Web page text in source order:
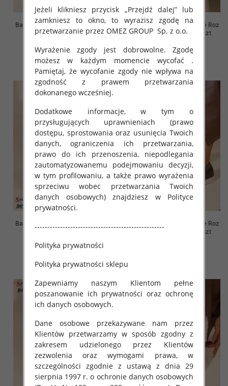
Balerinki/ Espadryle damskie Roz
36-41, 1 kolor Paczka 8 szt
39.00 zł
szczegóły
Balerinki/ Espadryle damskie Roz
36-41, 1 kolor Paczka 8 szt
39.00 zł
szczegóły
Balerinki/ Espadryle damskie Roz
61.00 zł
Balerinki/ Espadryle damskie Roz
36-41, 1 kolor Paczka 8 szt
Jeżeli klikniesz przycisk „Przejdź dalej” lub
zamkniesz to okno, to wyrazisz zgodę na
przetwarzanie przez OMEZ GROUP Sp. z o.o.
Wyrażenie zgody jest dobrowolne. Zgodę
możesz w każdym momencie wycofać .
Pamiętaj, że wycofanie zgody nie wpływa na
zgodność z prawem przetwarzania
dokonanego wcześniej.
Dodatkowe informacje, w tym o
przysługujących uprawnieniach (prawo
dostępu, sprostowania oraz usunięcia Twoich
danych, ograniczenia ich przetwarzania,
prawo do ich przenoszenia, niepodlegania
zautomatyzowanemu podejmowaniu decyzji,
w tym profilowaniu, a także prawo wyrażenia
sprzeciwu wobec przetwarzania Twoich
danych osobowych) znajdziesz w Polityce
prywatności.
---------------------------------------------------
Polityka prywatności
Polityka prywatności sklepu
Zapewniamy naszym Klientom pełne
poszanowanie ich prywatności oraz ochronę
ich danych osobowych.
Dane osobowe przekazywane nam przez
Klientów przetwarzamy w sposób zgodny z
zakresem udzielonego przez Klientów
zezwolenia oraz wymogami prawa, w
szczególności zgodnie z ustawą z dnia 29
sierpnia 1997 r. o ochronie danych osobowych